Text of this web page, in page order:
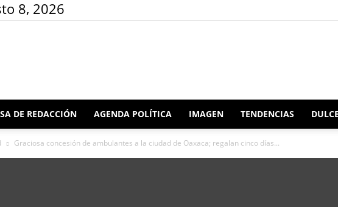
8, 2026
Redacción
DE REDACCIÓN AGENDA POLÍTICA IMAGEN TENDENCIAS
Graciosa concesión de ambulantes a la ciudad de Oaxaca; regalan cinco días...